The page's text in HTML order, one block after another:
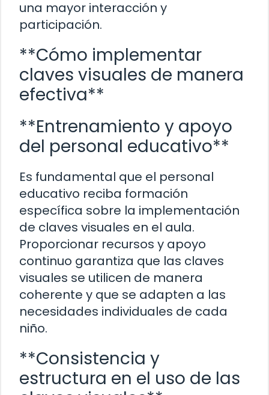
una mayor interacción y
participación.
**Cómo implementar
claves visuales de manera
efectiva**
**Entrenamiento y apoyo
del personal educativo**
Es fundamental que el personal
educativo reciba formación
específica sobre la implementación
de claves visuales en el aula.
Proporcionar recursos y apoyo
continuo garantiza que las claves
visuales se utilicen de manera
coherente y que se adapten a las
necesidades individuales de cada
niño.
**Consistencia y
estructura en el uso de las